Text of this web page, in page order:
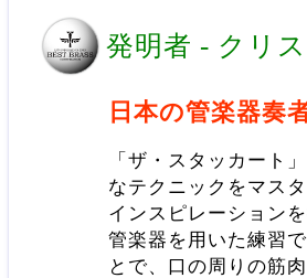
発明者 - クリ
日本の管楽器奏
「ザ・スタッカート
なテクニックをマス
インスピレーションを
管楽器を用いた練習
とで、口の周りの筋